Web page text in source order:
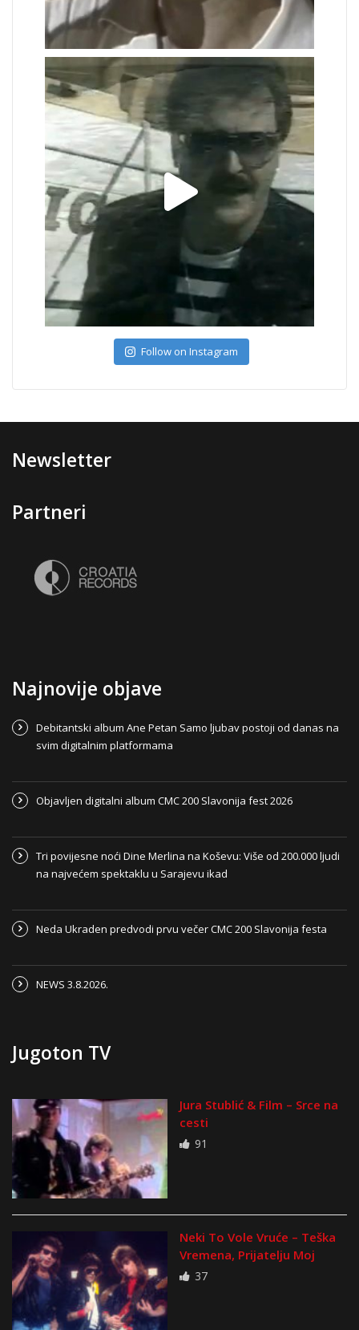
Follow on Instagram
Newsletter
Partneri
Najnovije objave
Debitantski album Ane Petan Samo ljubav postoji od danas na
svim digitalnim platformama
Objavljen digitalni album CMC 200 Slavonija fest 2026
Tri povijesne noći Dine Merlina na Koševu: Više od 200.000 ljudi
na najvećem spektaklu u Sarajevu ikad
Neda Ukraden predvodi prvu večer CMC 200 Slavonija festa
NEWS 3.8.2026.
Jugoton TV
Jura Stublić & Film – Srce na
cesti
91
Neki To Vole Vruće – Teška
Vremena, Prijatelju Moj
37